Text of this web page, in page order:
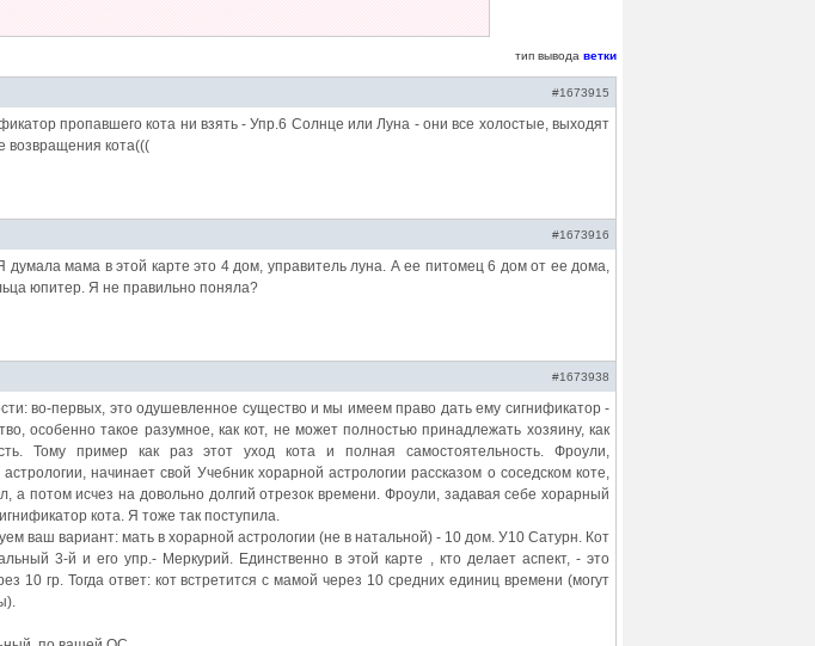
тип вывода ветки
#1673915
пропавшего кота ни взять - Упр.6 Солнце или Луна - они все холостые, выходят
возвращения кота(((
#1673916
думала мама в этой карте это 4 дом, управитель луна. А ее питомец 6 дом от ее дома,
юпитер. Я не правильно поняла?
#1673938
во-первых, это одушевленное существо и мы имеем право дать ему сигнификатор -
особенно такое разумное, как кот, не может полностью принадлежать хозяину, как
Тому пример как раз этот уход кота и полная самостоятельность. Фроули,
начинает свой Учебник хорарной астрологии рассказом о соседском коте,
а потом исчез на довольно долгий отрезок времени. Фроули, задавая себе хорарный
кота. Я тоже так поступила.
ваш вариант: мать в хорарной астрологии (не в натальной) - 10 дом. У10 Сатурн. Кот
3-й и его упр.- Меркурий. Единственно в этой карте , кто делает аспект, - это
10 гр. Тогда ответ: кот встретится с мамой через 10 средних единиц времени (могут